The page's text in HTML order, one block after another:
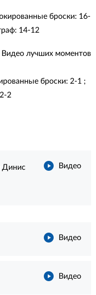
броски: 16-
14-12
Видео лучших моментов
броски: 2-1 ;
2
Видео
Динис
Видео
Видео